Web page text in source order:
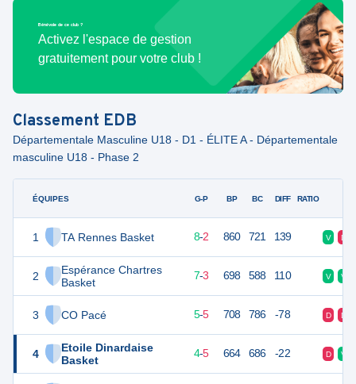
Bénévole de ce club ?
Activez l'espace de gestion
gratuitement pour votre club !
Classement EDB
Départementale Masculine U18 - D1 - ÉLITE A - Départementale
masculine U18 - Phase 2
ÉQUIPES
1 TA Rennes Basket
2
Espérance Chartres
Basket
3 CO Pacé
4
Etoile Dinardaise
Basket
G-P BP BC DIFF RATIO
18 8-2 860 721 139 V D
17 7-3 698 588 110 V V
5-5 708 786 -78 D D
13 4-5 664 686 -22 D V